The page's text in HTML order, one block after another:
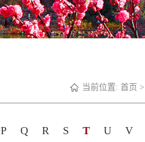
当前位置: 首页 >
P Q R S T U V